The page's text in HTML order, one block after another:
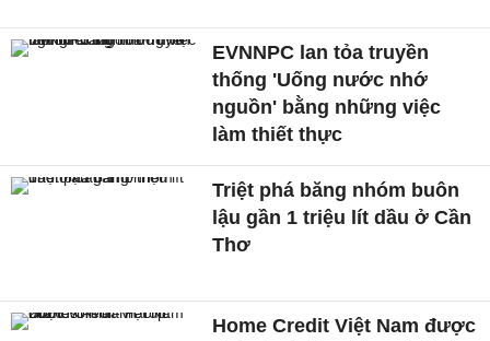
EVNNPC lan tỏa truyền
thống 'Uống nước nhớ
nguồn' bằng những việc
làm thiết thực
Triệt phá băng nhóm buôn
lậu gần 1 triệu lít dầu ở Cần
Thơ
Home Credit Việt Nam được